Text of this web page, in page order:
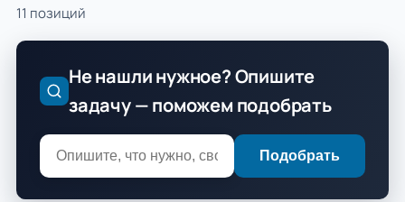
11 позиций
Не нашли нужное? Опишите
задачу — поможем подобрать
Подобрать